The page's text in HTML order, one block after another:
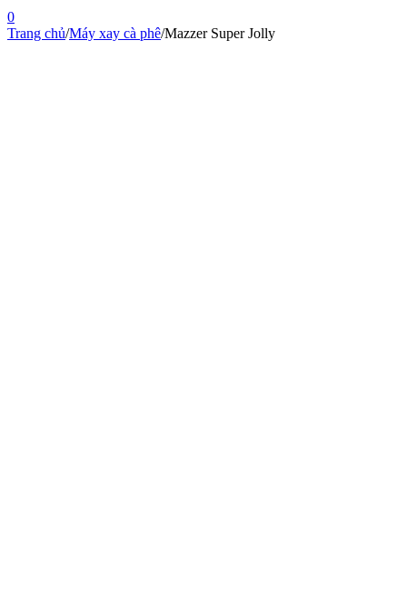
0
Trang chủ/Máy xay cà phê/Mazzer Super Jolly